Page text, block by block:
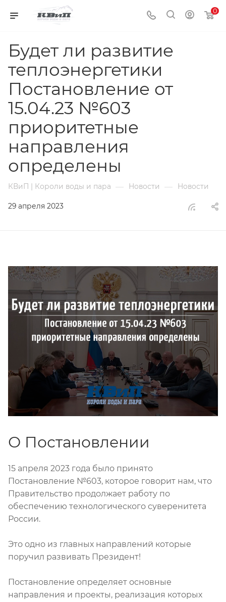
0
Будет ли развитие
теплоэнергетики
Постановление от
15.04.23 №603
приоритетные
направления
определены
КВиП | Короли воды и пара — Новости — Новости
29 апреля 2023
О Постановлении
15 апреля 2023 года было принято
Постановление №603, которое говорит нам, что
Правительство продолжает работу по
обеспечению технологического суверенитета
России.
Это одно из главных направлений которые
поручил развивать Президент!
Постановление определяет основные
направления и проекты, реализация которых